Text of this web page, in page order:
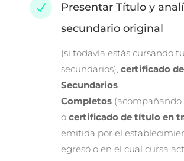
N
Presentar Título y
secundario original
(si todavía estás cursando
secundarios), certificado
Secundarios
Completos (acompañando
o certificado de título en
emitida por el
egresó o en el cual cursa